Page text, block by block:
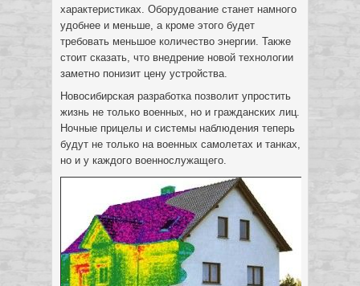
характеристиках. Оборудование станет намного
удобнее и меньше, а кроме этого будет
требовать меньшое количество энергии. Также
стоит сказать, что внедрение новой технологии
заметно понизит цену устройства.
Новосибирская разработка позволит упростить
жизнь не только военных, но и гражданских лиц.
Ночные прицелы и системы наблюдения теперь
будут не только на военных самолетах и танках,
но и у каждого военнослужащего.